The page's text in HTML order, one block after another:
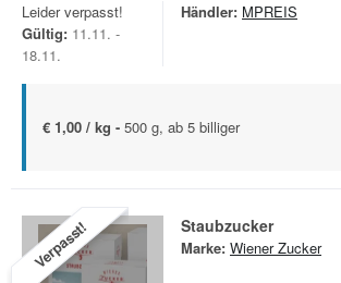
Leider verpasst!
Gültig: 11.11. -
18.11.
Händler: MPREIS
€ 1,00 / kg - 500 g, ab 5 billiger
Verpasst! Staubzucker
Marke: Wiener Zucker